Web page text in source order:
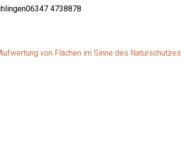
06347 4738878
von Flächen im Sinne des Naturschutzes